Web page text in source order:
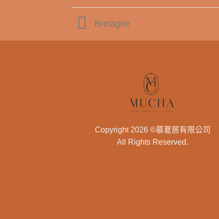
Bretagne
Copyright 2026 ©慕夏居有限公司
All Rights Reserved.